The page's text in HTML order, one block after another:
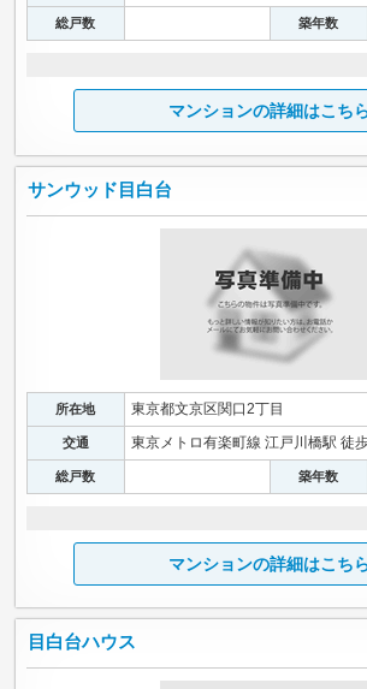
総戸数 築年数
マンションの詳細はこち
サンウッド目白台
所在地 東京都文京区関口2丁目
交通 東京メトロ有楽町線 江戸川橋駅 徒
総戸数 築年数
マンションの詳細はこち
目白台ハウス